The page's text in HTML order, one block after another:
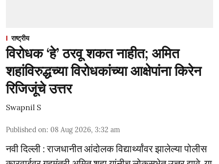
राष्ट्रीय
विरोधक ‘हे’ ठरवू शकत नाहीत; अमित
शहांविरुद्धच्या विरोधकांच्या आक्षेपांना किरेन
रिजिजूंचे उत्तर
Swapnil S
Published on: 08 Aug 2026, 3:32 am
नवी दिल्ली : राजधानीत आंदोलक विद्यार्थ्यांवर झालेल्या पोलीस